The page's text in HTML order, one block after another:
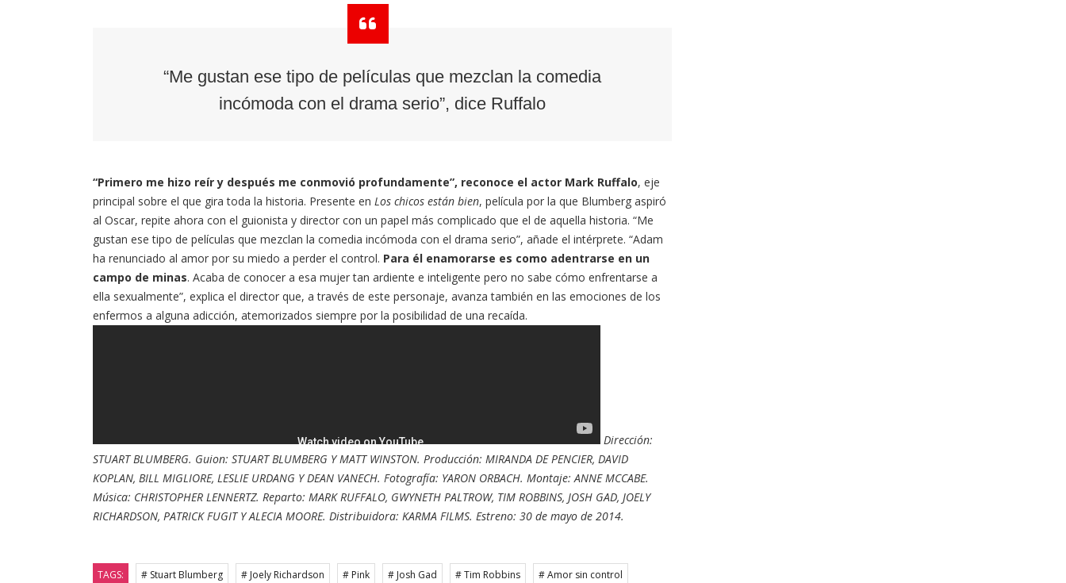
“Me gustan ese tipo de películas que mezclan la comedia
incómoda con el drama serio”, dice Ruffalo
“Primero me hizo reír y después me conmovió profundamente”, reconoce el actor Mark Ruffalo, eje
principal sobre el que gira toda la historia. Presente en Los chicos están bien, película por la que Blumberg aspiró
al Oscar, repite ahora con el guionista y director con un papel más complicado que el de aquella historia. “Me
gustan ese tipo de películas que mezclan la comedia incómoda con el drama serio”, añade el intérprete. “Adam
ha renunciado al amor por su miedo a perder el control. Para él enamorarse es como adentrarse en un
campo de minas. Acaba de conocer a esa mujer tan ardiente e inteligente pero no sabe cómo enfrentarse a
ella sexualmente”, explica el director que, a través de este personaje, avanza también en las emociones de los
enfermos a alguna adicción, atemorizados siempre por la posibilidad de una recaída.
Dirección:
STUART BLUMBERG. Guion: STUART BLUMBERG Y MATT WINSTON. Producción: MIRANDA DE PENCIER, DAVID
KOPLAN, BILL MIGLIORE, LESLIE URDANG Y DEAN VANECH. Fotografía: YARON ORBACH. Montaje: ANNE MCCABE.
Música: CHRISTOPHER LENNERTZ. Reparto: MARK RUFFALO, GWYNETH PALTROW, TIM ROBBINS, JOSH GAD, JOELY
RICHARDSON, PATRICK FUGIT Y ALECIA MOORE. Distribuidora: KARMA FILMS. Estreno: 30 de mayo de 2014.
TAGS: # Stuart Blumberg # Joely Richardson # Pink # Josh Gad # Tim Robbins # Amor sin control